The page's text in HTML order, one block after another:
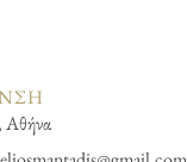
Αθήνα